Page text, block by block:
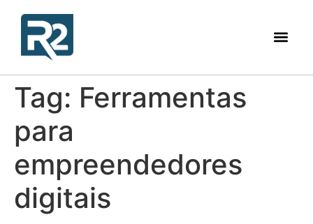
Tag: Ferramentas
para
empreendedores
digitais